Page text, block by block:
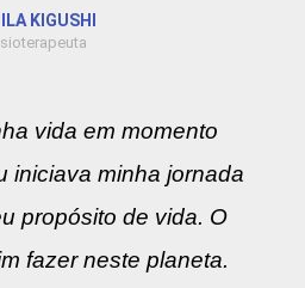
KIGUSHI
vida em momento
iniciava minha jornada
propósito de vida. O
fazer neste planeta.